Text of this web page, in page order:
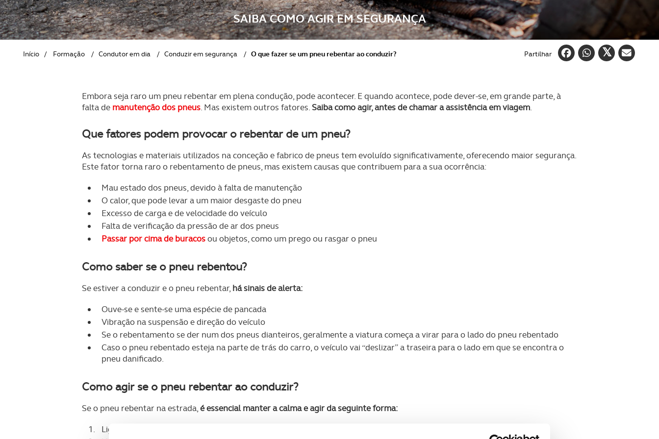
REVISTA ACP
CLÁSSICOS
GOLFE
PETS
SOBRE O ACP SEGUROS SAIBA COMO AGIR EM SEGURANÇA
Início / Formação / Condutor em dia / Conduzir em segurança / O que fazer se um pneu rebentar ao conduzir? Partilhar
Embora seja raro um pneu rebentar em plena condução, pode acontecer. E quando acontece, pode dever-se, em grande parte, à
falta de manutenção dos pneus. Mas existem outros fatores. Saiba como agir, antes de chamar a assistência em viagem.
Que fatores podem provocar o rebentar de um pneu?
As tecnologias e materiais utilizados na conceção e fabrico de pneus tem evoluído significativamente, oferecendo maior segurança.
Este fator torna raro o rebentamento de pneus, mas existem causas que contribuem para a sua ocorrência:
Mau estado dos pneus, devido à falta de manutenção
O calor, que pode levar a um maior desgaste do pneu
Excesso de carga e de velocidade do veículo
Falta de verificação da pressão de ar dos pneus
Passar por cima de buracosou objetos, como um prego ou rasgar o pneu
Como saber se o pneu rebentou?
Se estiver a conduzir e o pneu rebentar, há sinais de alerta:
Ouve-se e sente-se uma espécie de pancada
Vibração na suspensão e direção do veículo
Se o rebentamento se der num dos pneus dianteiros, geralmente a viatura começa a virar para o lado do pneu rebentado
Caso o pneu rebentado esteja na parte de trás do carro, o veículo vai “deslizar” a traseira para o lado em que se encontra o
pneu danificado.
Como agir se o pneu rebentar ao conduzir?
Se o pneu rebentar na estrada,é essencial manter a calma e agir da seguinte forma:
Ligue as luzes de emergência